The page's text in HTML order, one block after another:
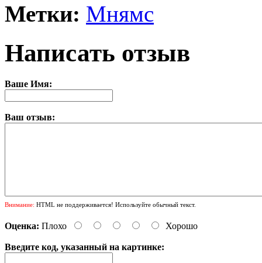
Метки: Мнямс
Написать отзыв
Ваше Имя:
Ваш отзыв:
Внимание: HTML не поддерживается! Используйте обычный текст.
Оценка: Плохо Хорошо
Введите код, указанный на картинке: